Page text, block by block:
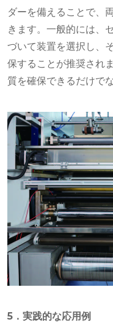
ダーを備えることで、
きます。一般的には、
づいて装置を選択し、
保することが推奨され
質を確保できるだけで
5．実践的な応用例